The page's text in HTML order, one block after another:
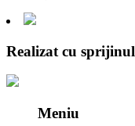
Realizat cu sprijinul
Meniu